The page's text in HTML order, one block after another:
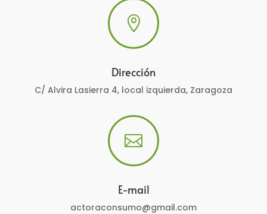

Dirección
C/ Alvira Lasierra 4, local izquierda, Zaragoza

E-mail
actoraconsumo@gmail.com